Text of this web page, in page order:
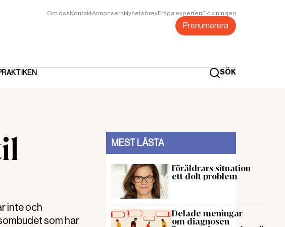
Om ossKontaktAnnonseraNyhetsbrevFråga expertenE-tidningen
Prenumerera
PRAKTIKEN SÖK
inte och
som har
MEST LÄSTA
Föräldrars situation
ett dolt problem
Delade meningar
om diagnosen